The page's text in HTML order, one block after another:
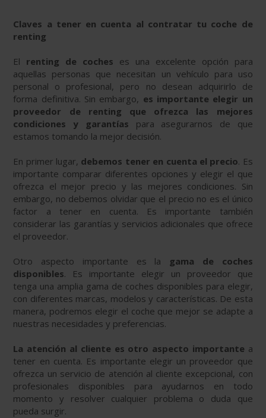
Claves a tener en cuenta al contratar tu coche de
renting
El renting de coches es una excelente opción para
aquellas personas que necesitan un vehículo para uso
personal o profesional, pero no desean adquirirlo de
forma definitiva. Sin embargo, es importante elegir un
proveedor de renting que ofrezca las mejores
condiciones y garantías para asegurarnos de que
estamos tomando la mejor decisión.
En primer lugar, debemos tener en cuenta el precio. Es
importante comparar diferentes opciones y elegir el que
ofrezca el mejor precio y las mejores condiciones. Sin
embargo, no debemos olvidar que el precio no es el único
factor a tener en cuenta. Es importante también
considerar las garantías y servicios adicionales que ofrece
el proveedor.
Otro aspecto importante es la gama de coches
disponibles. Es importante elegir un proveedor que
tenga una amplia gama de coches disponibles para elegir,
con diferentes marcas, modelos y características. De esta
manera, podremos elegir el coche que mejor se adapte a
nuestras necesidades y preferencias.
La atención al cliente es otro aspecto importante a
tener en cuenta. Es importante elegir un proveedor que
ofrezca un servicio de atención al cliente excepcional, con
profesionales disponibles para ayudarnos en todo
momento y resolver cualquier problema o duda que
pueda surgir.